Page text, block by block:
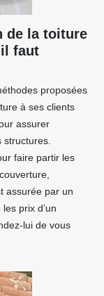
de la toiture
faut
proposées
à ses clients
assurer
structures.
faire partir les
assurée par un
prix d’un
lui de vous